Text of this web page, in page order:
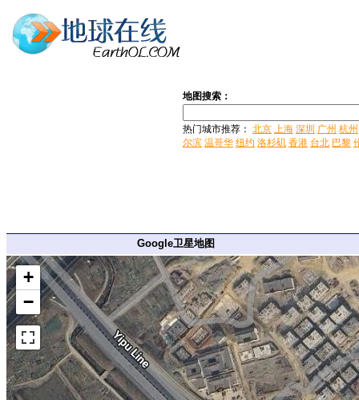
地图搜索：
热门城市推荐： 北京 上海 深圳 广州 杭州
尔滨 温哥华 纽约 洛杉矶 香港 台北 巴黎
Google卫星地图
+
−